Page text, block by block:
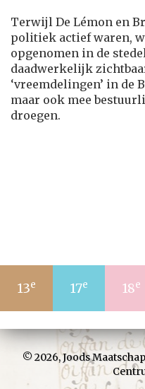
Terwijl De Lémon en
politiek actief waren,
opgenomen in de
daadwerkelijk
‘vreemdelingen’ in de
maar ook mee
droegen.
13e 17e 18e
© 2026,Joods